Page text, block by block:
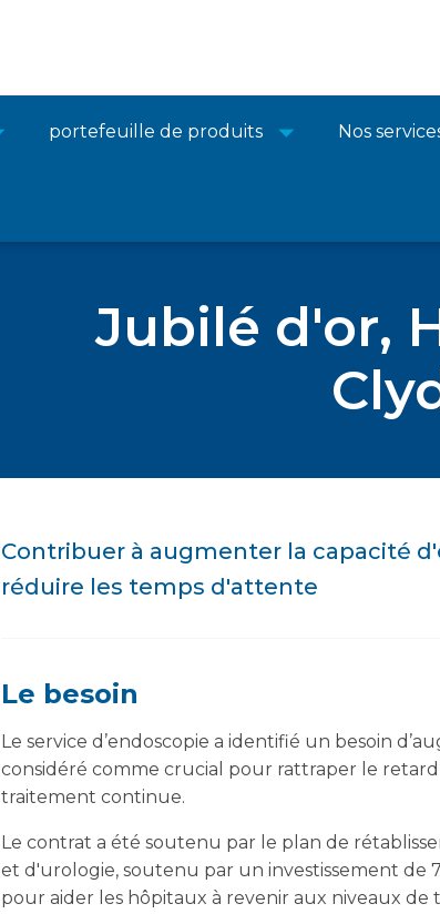
portefeuille de produits Nos
Jubilé d'or,
Contribuer à augmenter la capacité
réduire les temps d'attente
Le besoin
Le service d’endoscopie a identifié un besoin
considéré comme crucial pour rattraper le
traitement continue.
Le contrat a été soutenu par le plan de
et d'urologie, soutenu par un investissement de
pour aider les hôpitaux à revenir aux niveaux